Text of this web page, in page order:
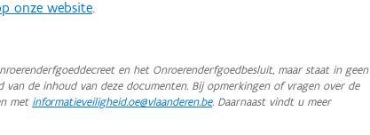
onze website.
en het Onroerenderfgoedbesluit, maar staat in geen
de inhoud van deze documenten. Bij opmerkingen of vragen over de
met informatieveiligheid.oe@vlaanderen.be. Daarnaast vindt u meer